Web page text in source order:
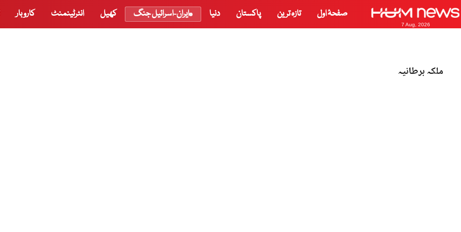
7 Aug, 2026
صفحۂ اول تازہ ترین پاکستان دنیا ایران-اسرائیل جنگ کھیل انٹرٹینمنٹ کاروبار
ملکہ برطانیہ